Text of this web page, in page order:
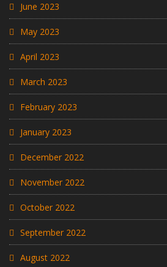
June 2023
May 2023
April 2023
March 2023
February 2023
January 2023
December 2022
November 2022
October 2022
September 2022
August 2022